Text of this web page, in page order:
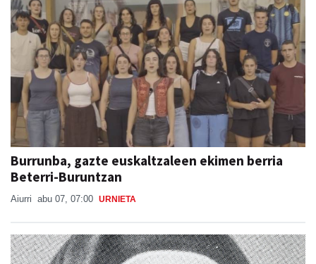
Burrunba, gazte euskaltzaleen ekimen berria
Beterri-Buruntzan
Aiurri abu 07, 07:00 URNIETA